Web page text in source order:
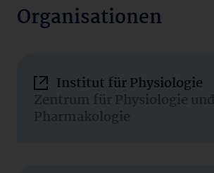
Organisationen
Institut für Physiologie
Zentrum für Physiologie und
Pharmakologie